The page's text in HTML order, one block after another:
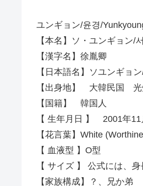
ユンギョン/윤경/
【本名】ソ・ユンギョン/
【漢字名】徐胤卿
【日本語名】ソユンギョ
【出身地】 大韓民国
【国籍】 韓国人
【 生年月日 】 2001年
【花言葉】White
【 血液型 】O型
【 サイズ 】 公式には、
【家族構成】？、兄か弟